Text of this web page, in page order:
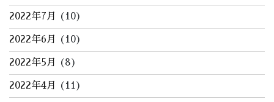
2022年7月 (10)
2022年6月 (10)
2022年5月 (8)
2022年4月 (11)